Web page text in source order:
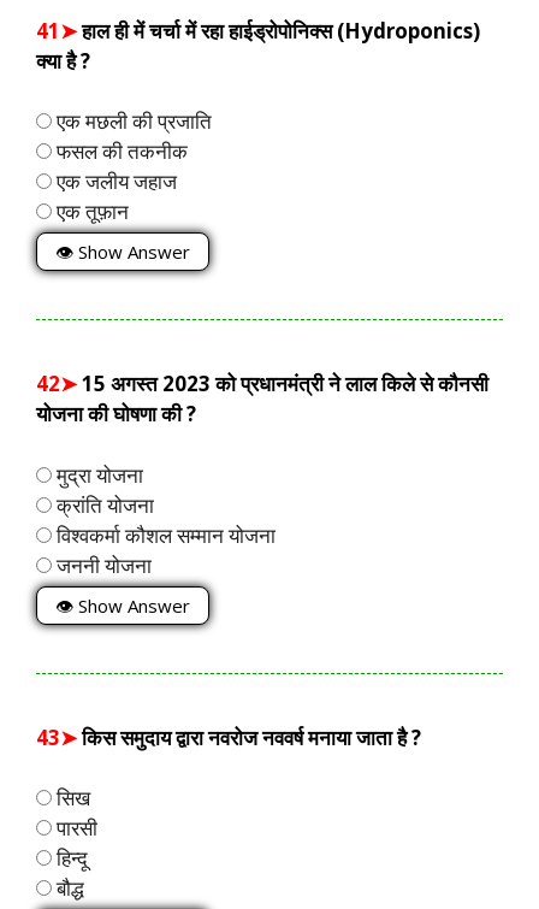
41➤हाल ही में चर्चा में रहा हाईड्रोपोनिक्स (Hydroponics)
क्या है ?
एक मछली की प्रजाति
फसल की तकनीक
एक जलीय जहाज
एक तूफ़ान
👁 Show Answer
42➤15 अगस्त 2023 को प्रधानमंत्री ने लाल किले से कौनसी
योजना की घोषणा की ?
मुद्रा योजना
क्रांति योजना
विश्वकर्मा कौशल सम्मान योजना
जननी योजना
👁 Show Answer
43➤किस समुदाय द्वारा नवरोज नववर्ष मनाया जाता है ?
सिख
पारसी
हिन्दू
बौद्ध